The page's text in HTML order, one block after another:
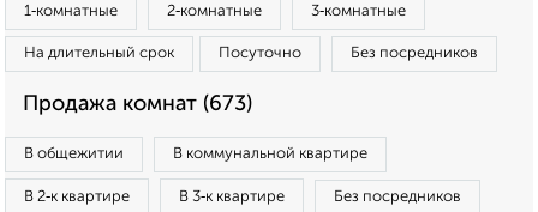
1‑комнатные 2‑комнатные 3‑комнатные
На длительный срок Посуточно Без посредников
Продажа комнат (673)
В общежитии В коммунальной квартире
В 2‑к квартире В 3‑к квартире Без посредников